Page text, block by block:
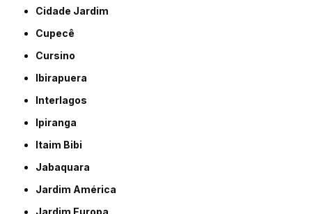
Cidade Jardim
Cupecê
Cursino
Ibirapuera
Interlagos
Ipiranga
Itaim Bibi
Jabaquara
Jardim América